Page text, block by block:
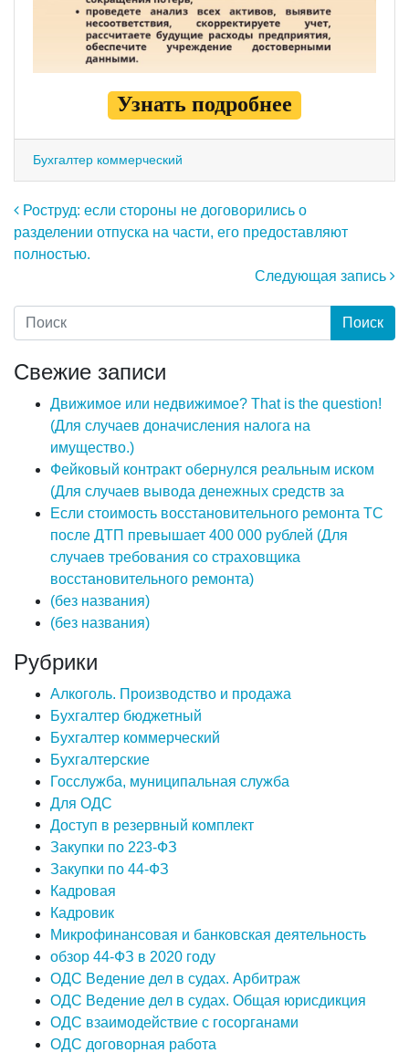
Узнать подробнее
Бухгалтер коммерческий
Навигация по записям
Роструд: если стороны не договорились о
разделении отпуска на части, его предоставляют
полностью.
Следующая запись
Свежие записи
Движимое или недвижимое? That is the question!
(Для случаев доначисления налога на
имущество.)
Фейковый контракт обернулся реальным иском
(Для случаев вывода денежных средств за
Если стоимость восстановительного ремонта ТС
после ДТП превышает 400 000 рублей (Для
случаев требования со страховщика
восстановительного ремонта)
(без названия)
(без названия)
Рубрики
Алкоголь. Производство и продажа
Бухгалтер бюджетный
Бухгалтер коммерческий
Бухгалтерские
Госслужба, муниципальная служба
Для ОДС
Доступ в резервный комплект
Закупки по 223-ФЗ
Закупки по 44-ФЗ
Кадровая
Кадровик
Микрофинансовая и банковская деятельность
обзор 44-ФЗ в 2020 году
ОДС Ведение дел в судах. Арбитраж
ОДС Ведение дел в судах. Общая юрисдикция
ОДС взаимодействие с госорганами
ОДС договорная работа